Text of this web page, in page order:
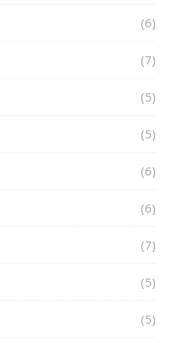
(6)
(7)
(5)
(5)
(6)
(6)
(7)
(5)
(5)